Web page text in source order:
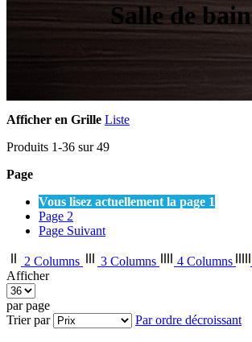
Salle de bain
Afficher en Grille Liste
Produits 1-36 sur49
Page
Vous lisez actuellement la page 1
Page 2
Page Suivant
2 Columns 3 Columns 4 Columns
Afficher
par page
Trier par
Par ordre décroissant